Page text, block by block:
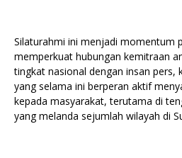
Silaturahmi ini menjadi momentum
memperkuat hubungan kemitraan
tingkat nasional dengan insan pers,
yang selama ini berperan aktif
kepada masyarakat, terutama di
yang melanda sejumlah wilayah di